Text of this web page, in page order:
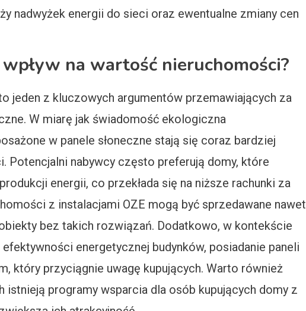
nadwyżek energii do sieci oraz ewentualne zmiany cen
na wartość nieruchomości?
jeden z kluczowych argumentów przemawiających za
W miarę jak świadomość ekologiczna
w panele słoneczne stają się coraz bardziej
Potencjalni nabywcy często preferują domy, które
energii, co przekłada się na niższe rachunki za
z instalacjami OZE mogą być sprzedawane nawet
bez takich rozwiązań. Dodatkowo, w kontekście
energetycznej budynków, posiadanie paneli
który przyciągnie uwagę kupujących. Warto również
istnieją programy wsparcia dla osób kupujących domy z